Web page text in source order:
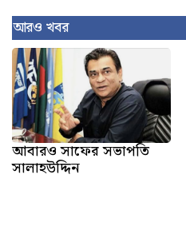
আরও খবর
আবারও সাফের সভাপতি
সালাহউদ্দিন